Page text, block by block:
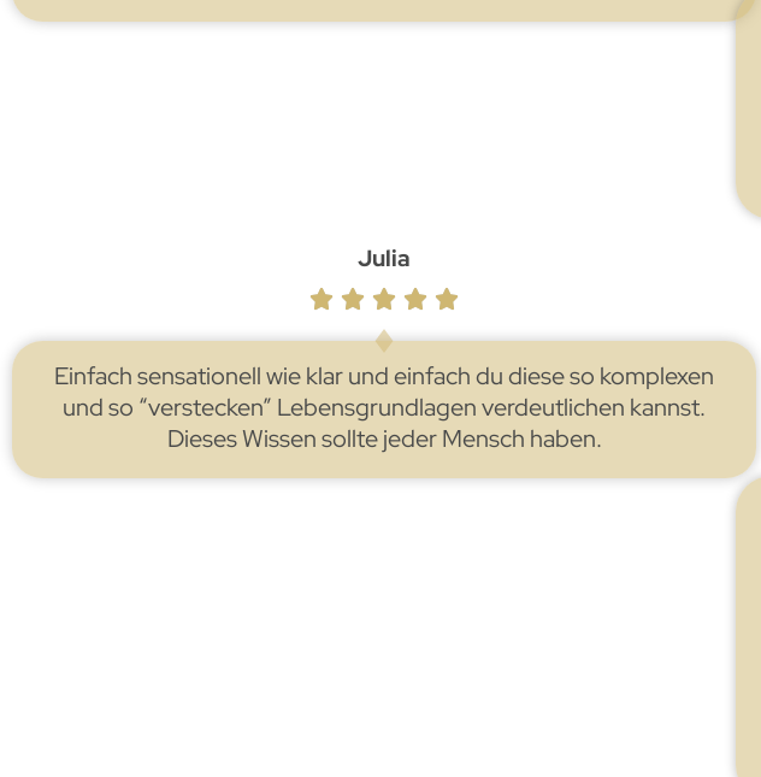
Julia
Einfach sensationell wie klar und einfach du diese so komplexen
und so “verstecken” Lebensgrundlagen verdeutlichen kannst.
Dieses Wissen sollte jeder Mensch haben.